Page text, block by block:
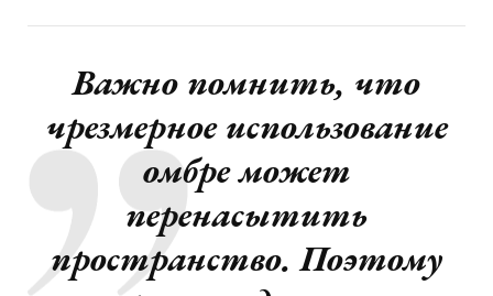
Важно помнить, что
чрезмерное использование
омбре может
перенасытить
пространство. Поэтому